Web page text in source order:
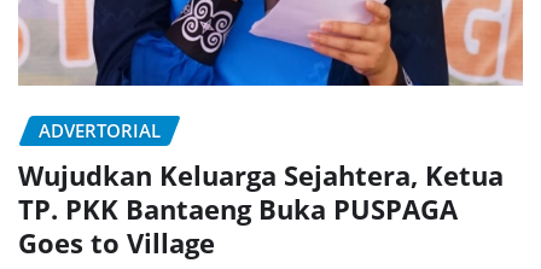
ADVERTORIAL
Wujudkan Keluarga Sejahtera, Ketua
TP. PKK Bantaeng Buka PUSPAGA
Goes to Village